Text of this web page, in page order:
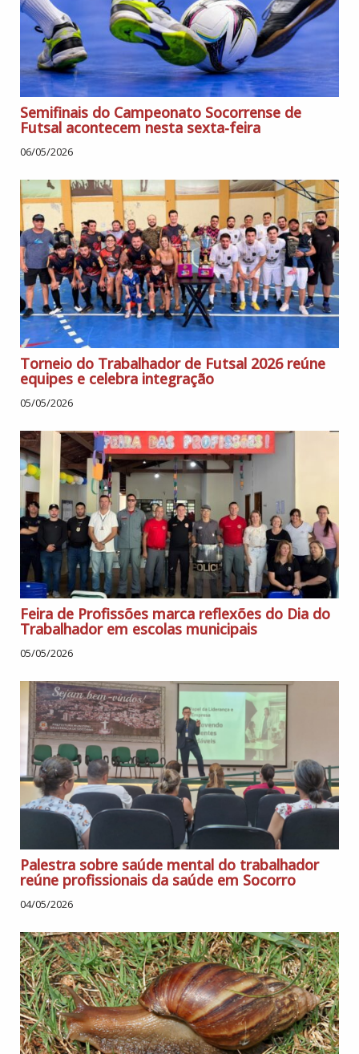
Semifinais do Campeonato Socorrense de
Futsal acontecem nesta sexta-feira
06/05/2026
Torneio do Trabalhador de Futsal 2026 reúne
equipes e celebra integração
05/05/2026
Feira de Profissões marca reflexões do Dia do
Trabalhador em escolas municipais
05/05/2026
Palestra sobre saúde mental do trabalhador
reúne profissionais da saúde em Socorro
04/05/2026